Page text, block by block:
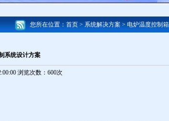
您所在位置：首页 > 系统解决方案 > 电炉温度控制箱
系统设计方案
浏览次数：600次